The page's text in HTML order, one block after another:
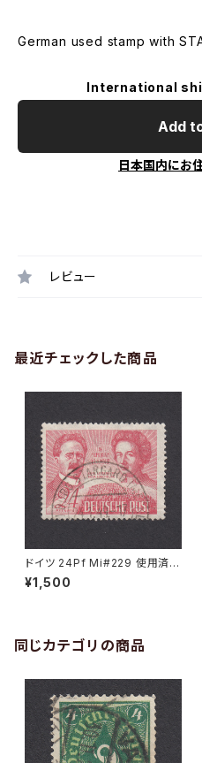
German used stamp with
International
Add
日本国内にお
レビュー
最近チェックした商品
ドイツ 24Pf Mi#229 使用済み
切手｜STARGARD 24.1.1949
¥1,500
同じカテゴリの商品